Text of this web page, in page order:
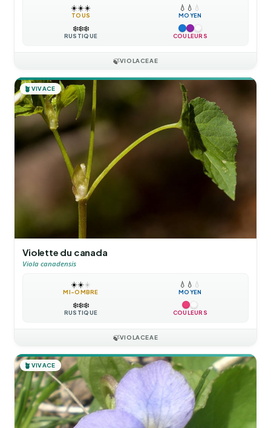
☀️☀️☀️
TOUS
💧 💧 💧
MOYEN
❄️❄️❄️
RUSTIQUE COULEURS
🍃VIOLACEAE
🪴 VIVACE
Violette du canada
Viola canadensis
☀️☀️☀️
MI-OMBRE
💧 💧 💧
MOYEN
❄️❄️❄️
RUSTIQUE COULEURS
🍃VIOLACEAE
🪴 VIVACE